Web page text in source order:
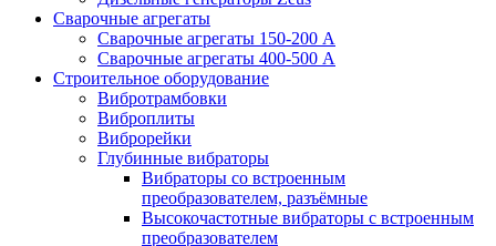
Сварочные агрегаты
Сварочные агрегаты 150-200 А
Сварочные агрегаты 400-500 А
Строительное оборудование
Вибротрамбовки
Виброплиты
Виброрейки
Глубинные вибраторы
Вибраторы со встроенным
преобразователем, разъёмные
Высокочастотные вибраторы с встроенным
преобразователем